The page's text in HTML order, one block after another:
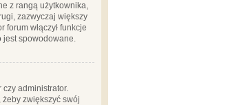
z rangą użytkownika,
zazwyczaj większy
włączył funkcje
jest spowodowane.
administrator.
zwiększyć swój